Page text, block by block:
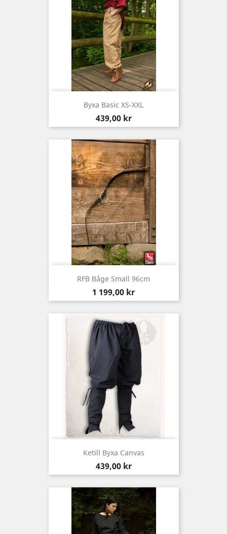
Byxa Basic XS-XXL
Pris
439,00 kr
RFB Båge Small 96cm
Pris
1 199,00 kr
Ketill Byxa Canvas
Pris
439,00 kr